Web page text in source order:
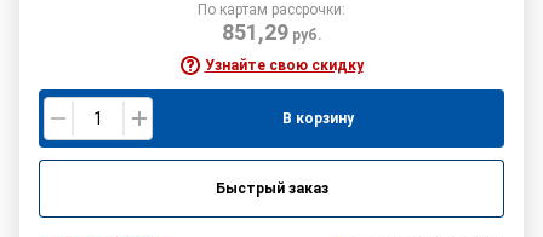
По картам рассрочки:
851,29руб.
Узнайте свою скидку
В корзину
Быстрый заказ